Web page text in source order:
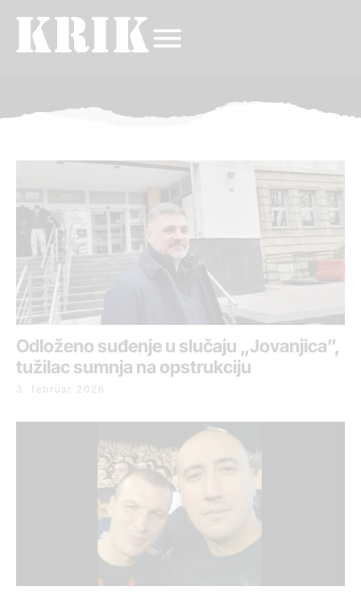
Odloženo suđenje u slučaju „Jovanjica”,
tužilac sumnja na opstrukciju
3. februar 2026.